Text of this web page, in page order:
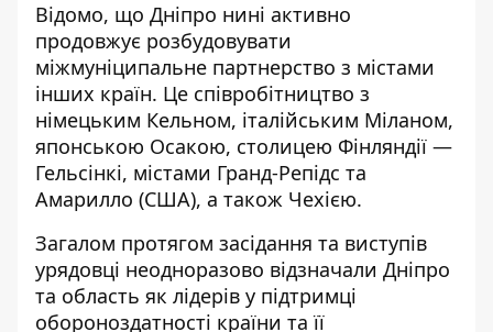
Відомо, що Дніпро нині активно
продовжує розбудовувати
міжмуніципальне партнерство з містами
інших країн. Це співробітництво з
німецьким Кельном, італійським Міланом,
японською Осакою, столицею Фінляндії —
Гельсінкі, містами Гранд-Репідс та
Амарилло (США), а також Чехією.
Загалом протягом засідання та виступів
урядовці неодноразово відзначали Дніпро
та область як лідерів у підтримці
обороноздатності країни та її